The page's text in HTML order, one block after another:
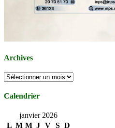
Archives
Archives
Calendrier
janvier 2026
L M M J V S D